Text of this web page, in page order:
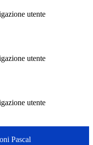
utente
utente
utente
Pascal